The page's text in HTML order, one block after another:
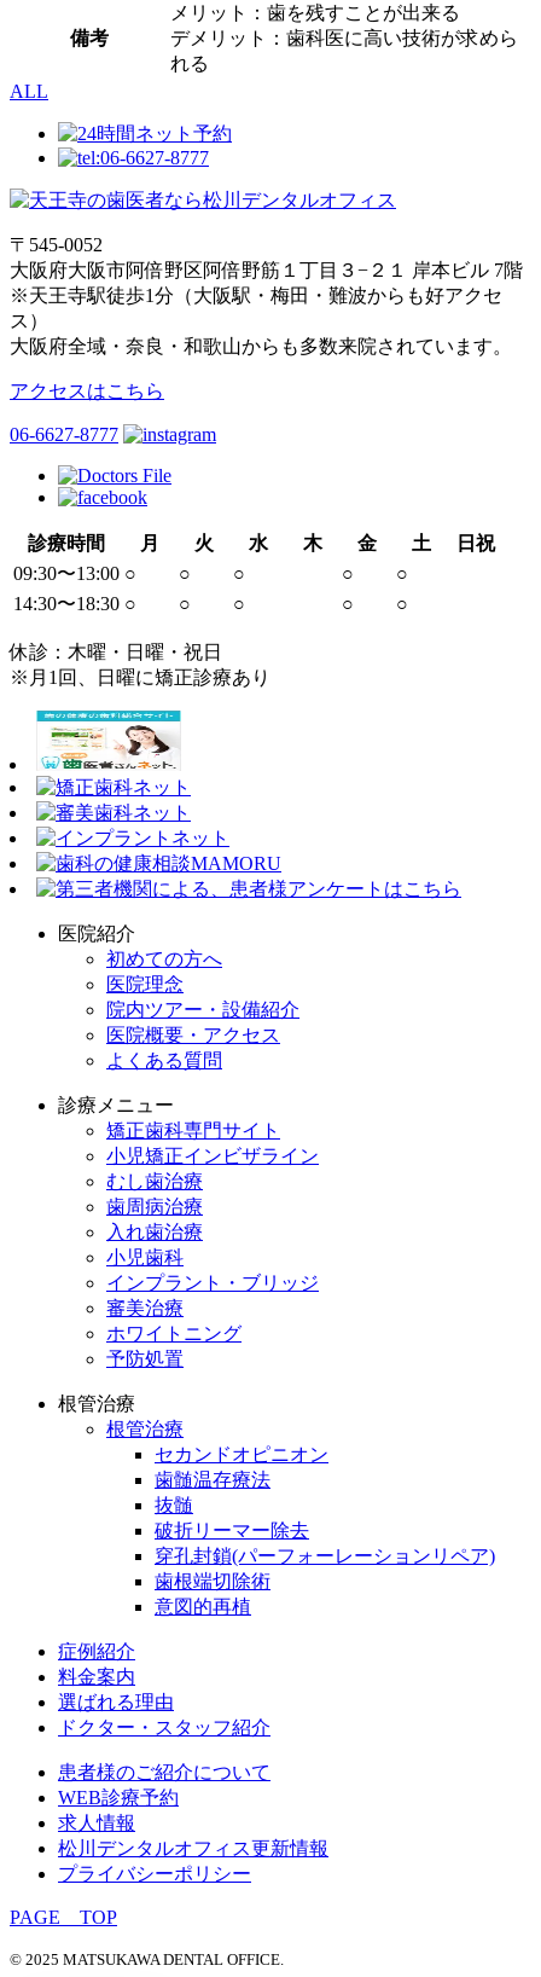
備考
メリット：歯を残すことが出来る
デメリット：歯科医に高い技術が求めら
れる
ALL
〒545-0052
大阪府大阪市阿倍野区阿倍野筋１丁目３−２１ 岸本ビル 7階
※天王寺駅徒歩1分（大阪駅・梅田・難波からも好アクセ
ス）
大阪府全域・奈良・和歌山からも多数来院されています。
アクセスはこちら
06-6627-8777
診療時間 月 火 水 木 金 土
日祝
09:30〜13:00 ○ ○ ○ ○
○
14:30〜18:30 ○ ○ ○ ○ ○
休診：木曜・日曜・祝日
※月1回、日曜に矯正診療あり
医院紹介
初めての方へ
医院理念
院内ツアー・設備紹介
医院概要・アクセス
よくある質問
診療メニュー
矯正歯科専門サイト
小児矯正インビザライン
むし歯治療
歯周病治療
入れ歯治療
小児歯科
インプラント・ブリッジ
審美治療
ホワイトニング
予防処置
根管治療
根管治療
セカンドオピニオン
歯髄温存療法
抜髄
破折リーマー除去
穿孔封鎖(パーフォーレーションリペア)
歯根端切除術
意図的再植
症例紹介
料金案内
選ばれる理由
ドクター・スタッフ紹介
患者様のご紹介について
WEB診療予約
求人情報
松川デンタルオフィス更新情報
プライバシーポリシー
PAGE TOP
© 2025 MATSUKAWA DENTAL OFFICE.